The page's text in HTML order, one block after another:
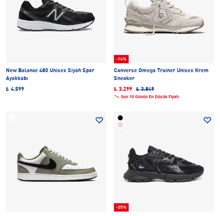
New Balance 480 Unisex Siyah Spor
Ayakkabı
₺ 4.599
-14%
Converse Omega Trainer Unisex Krem
Sneaker
₺ 3.299
₺ 3.849
Son 10 Günün En Düşük Fiyatı
-25%